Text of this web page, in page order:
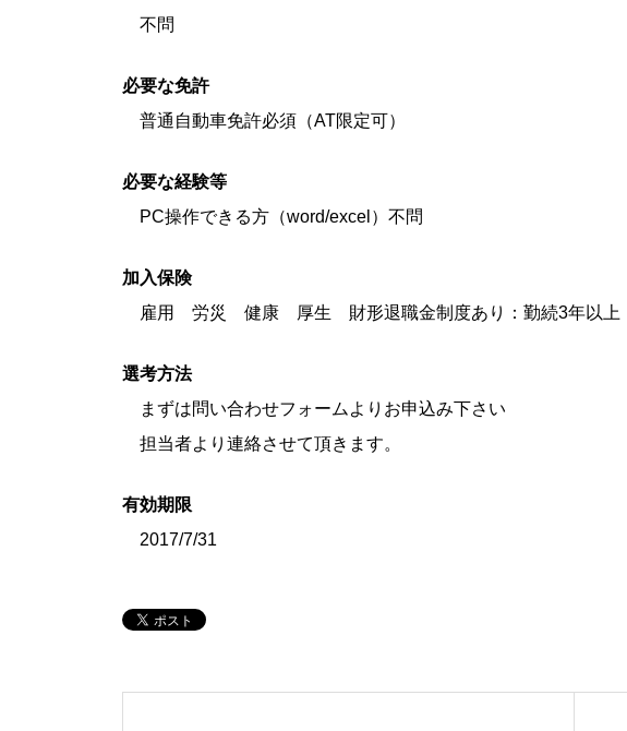
不問
必要な免許
普通自動車免許必須（AT限定可）
必要な経験等
PC操作できる方（word/excel）不問
加入保険
雇用 労災 健康 厚生 財形退職金制度あり：勤続3年以上
選考方法
まずは問い合わせフォームよりお申込み下さい
担当者より連絡させて頂きます。
有効期限
2017/7/31